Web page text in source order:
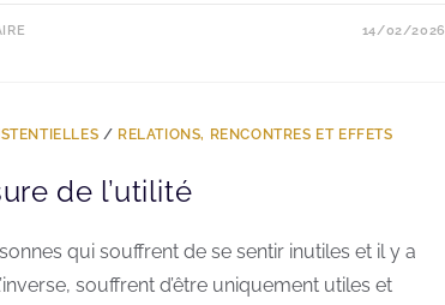
14/02/2026
/ RELATIONS, RENCONTRES ET EFFETS
de l’utilité
qui souffrent de se sentir inutiles et il y a
souffrent d’être uniquement utiles et